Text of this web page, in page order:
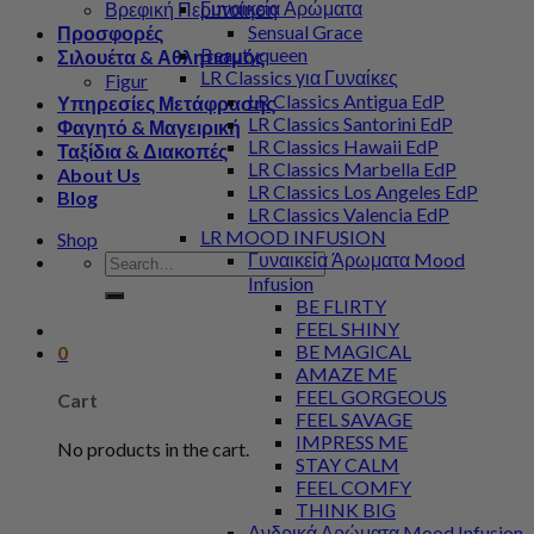
Βρεφική Περιποίηση
Προσφορές
Σιλουέτα & Αθλητισμός
Figur
Υπηρεσίες Μετάφρασης
Φαγητό & Μαγειρική
Ταξίδια & Διακοπές
About Us
Blog
Shop
Search
for:
0
Cart
No products in the cart.
Γυναικεία Αρώματα
Sensual Grace
Beautyqueen
LR Classics για Γυναίκες
LR Classics Antigua EdP
LR Classics Santorini EdP
LR Classics Hawaii EdP
LR Classics Marbella EdP
LR Classics Los Angeles EdP
LR Classics Valencia EdP
LR MOOD INFUSION
Γυναικεία Άρωματα Mood
Infusion
BE FLIRTY
FEEL SHINY
BE MAGICAL
AMAZE ME
FEEL GORGEOUS
FEEL SAVAGE
IMPRESS ME
STAY CALM
FEEL COMFY
THINK BIG